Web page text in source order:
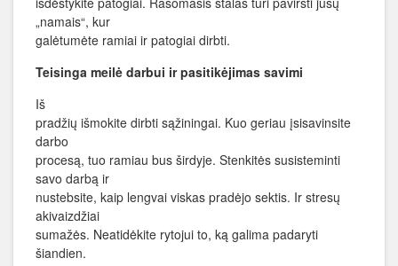
„namais“, kur
galėtumėte ramiai ir patogiai dirbti.
Teisinga meilė darbui ir pasitikėjimas savimi
Iš
pradžių išmokite dirbti sąžiningai. Kuo geriau įsisavinsite
darbo
procesą, tuo ramiau bus širdyje. Stenkitės susisteminti
savo darbą ir
nustebsite, kaip lengvai viskas pradėjo sektis. Ir stresų
akivaizdžiai
sumažės. Neatidėkite rytojui to, ką galima padaryti
šiandien.